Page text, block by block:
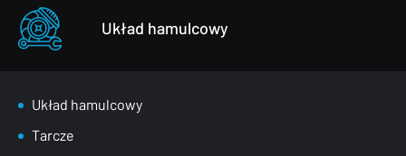
Układ hamulcowy
Układ hamulcowy
Tarcze